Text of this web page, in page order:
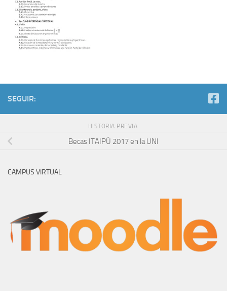
SEGUIR:
HISTORIA PREVIA
Becas ITAIPÚ 2017 en la UNI
CAMPUS VIRTUAL